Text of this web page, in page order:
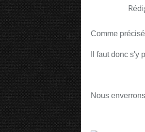
Comme
Il faut donc s'y
Nous